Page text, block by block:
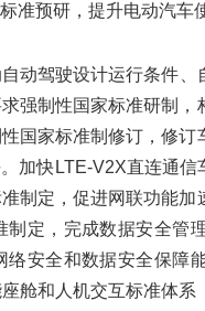
准预研，提升电动汽车
动驾驶设计运行条件
强制性国家标准研制
国家标准制修订，修
加快LTE-V2X直连通
制定，促进网联功能
定，完成数据安全管
安全和数据安全保障
舱和人机交互标准体